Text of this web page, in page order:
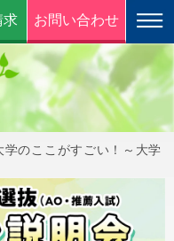
求 お問い合わせ
学のここがすごい！～大学